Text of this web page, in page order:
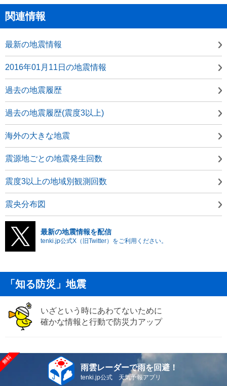
関連情報
最新の地震情報
2016年01月11日の地震情報
過去の地震履歴
過去の地震履歴(震度3以上)
海外の大きな地震
震源地ごとの地震発生回数
震度3以上の地域別観測回数
震央分布図
最新の地震情報を配信
tenki.jp公式X（旧Twitter）をご利用ください。
「知る防災」地震
いざという時にあわてないために
確かな情報と行動で防災力アップ
雨雲レーダーで雨を回避！
tenki.jp公式 天気予報アプリ